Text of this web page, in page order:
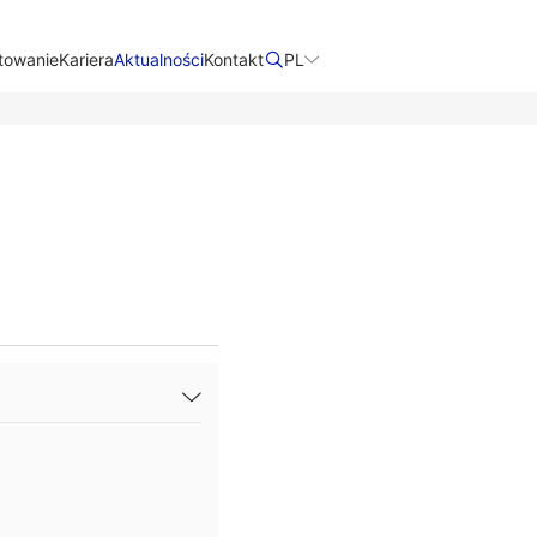
KarieraAktualnościKontakt​ PL